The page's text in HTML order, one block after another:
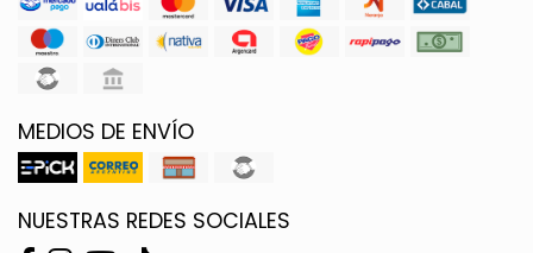
MEDIOS DE ENVÍO
NUESTRAS REDES SOCIALES